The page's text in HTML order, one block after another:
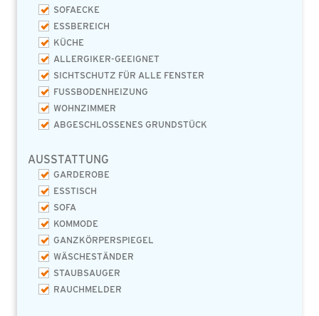
SOFAECKE
ESSBEREICH
KÜCHE
ALLERGIKER-GEEIGNET
SICHTSCHUTZ FÜR ALLE FENSTER
FUSSBODENHEIZUNG
WOHNZIMMER
ABGESCHLOSSENES GRUNDSTÜCK
AUSSTATTUNG
GARDEROBE
ESSTISCH
SOFA
KOMMODE
GANZKÖRPERSPIEGEL
WÄSCHESTÄNDER
STAUBSAUGER
RAUCHMELDER